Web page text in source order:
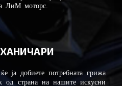
ЛиМ моторс.
ја добиете потребната грижа
од страна на нашите искусни